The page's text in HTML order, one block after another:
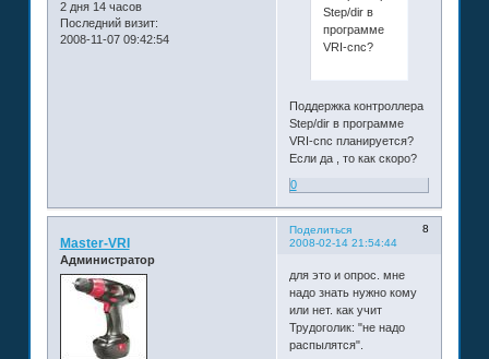
2 дня 14 часов
Последний визит:
2008-11-07 09:42:54
Step/dir в
программе
VRI-cnc?
Поддержка контроллера
Step/dir в программе
VRI-cnc планируется?
Если да , то как скоро?
0
Поделиться
8
2008-02-14 21:54:44
Master-VRI
Администратор
для это и опрос. мне
надо знать нужно кому
или нет. как учит
Трудоголик: "не надо
распылятся".